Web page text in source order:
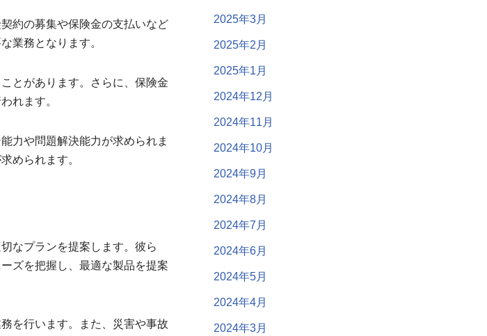
約の募集や保険金の支払いなど
業務となります。
とがあります。さらに、保険金
れます。
力や問題解決能力が求められま
められます。
なプランを提案します。彼ら
ズを把握し、最適な製品を提案
を行います。また、災害や事故
2025年3月
2025年2月
2025年1月
2024年12月
2024年11月
2024年10月
2024年9月
2024年8月
2024年7月
2024年6月
2024年5月
2024年4月
2024年3月